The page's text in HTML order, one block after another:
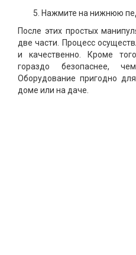
Нажмите на нижнюю
После этих простых
две части. Процесс
и качественно. Кроме
гораздо безопаснее,
Оборудование пригодно
доме или на даче.